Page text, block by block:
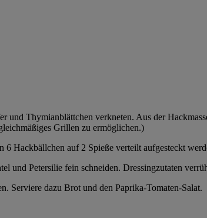
Thymianblättchen verkneten. Aus der
Grillen zu ermöglichen.)
Hackbällchen auf 2 Spieße verteilt aufgesteckt
Petersilie fein schneiden. Dressingzutaten
Serviere dazu Brot und den Paprika-Tomaten-Salat.